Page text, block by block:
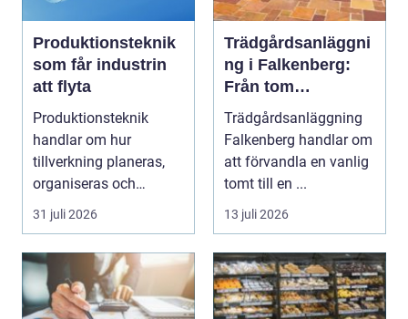
Produktionsteknik
som får industrin
att flyta
Produktionsteknik
handlar om hur
tillverkning planeras,
organiseras och
genomförs i praktiken.
31 juli 2026
Trädgårdsanläggni
ng i Falkenberg:
Från tom
gräsmatta till
genomtänkt helhet
Trädgårdsanläggning
Falkenberg handlar om
att förvandla en vanlig
tomt till en ...
13 juli 2026